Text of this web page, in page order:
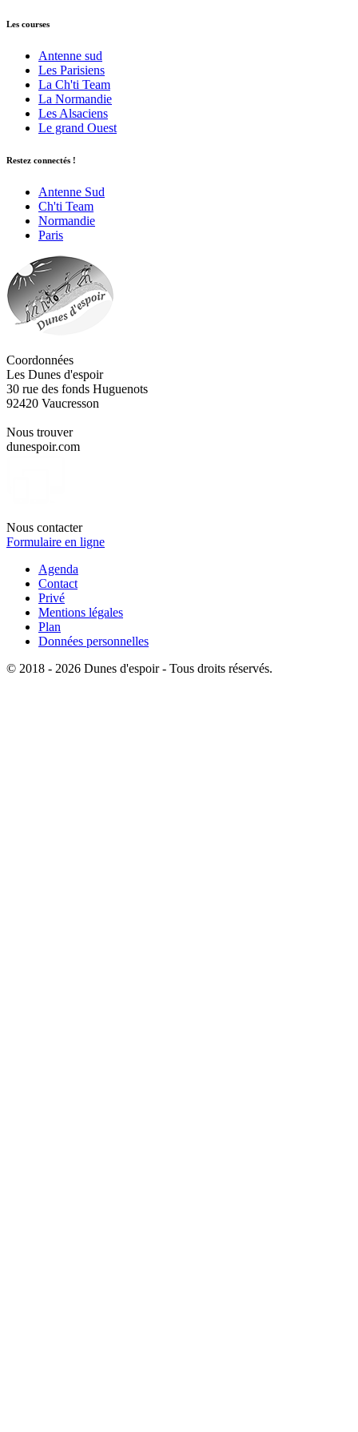
Les courses
Antenne sud
Les Parisiens
La Ch'ti Team
La Normandie
Les Alsaciens
Le grand Ouest
Restez connectés !
Antenne Sud
Ch'ti Team
Normandie
Paris
Coordonnées
Les Dunes d'espoir
30 rue des fonds Huguenots
92420 Vaucresson
Nous trouver
dunespoir.com
Nous contacter
Formulaire en ligne
Agenda
Contact
Privé
Mentions légales
Plan
Données personnelles
© 2018 - 2026 Dunes d'espoir - Tous droits réservés.